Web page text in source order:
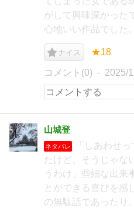
がして興味深かった
心地いい作品でした。
ナイス ★18
コメント(0) 2025/
山城登
ネタバレ
「しあわせ
たけど、そうじゃな
うわけ」些細な出来
とができる喜びを感
の無駄話であったり